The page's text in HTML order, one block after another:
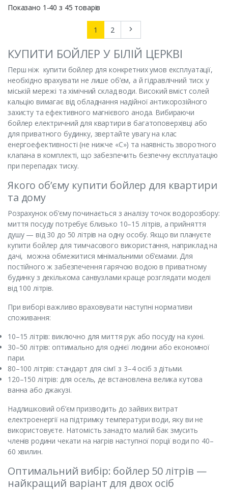
Показано 1-40 з 45 товарів
1 2 Далі
КУПИТИ БОЙЛЕР У БІЛІЙ ЦЕРКВІ
Перш ніж купити бойлер для конкретних умов експлуатації,
необхідно врахувати не лише об’єм, а й гідравлічний тиск у
міській мережі та хімічний склад води. Високий вміст солей
кальцію вимагає від обладнання надійної антикорозійного
захисту та ефективного магнієвого анода. Вибираючи
бойлер електричний для квартири в багатоповерхівці або
для приватного будинку, звертайте увагу на клас
енергоефективності (не нижче «С») та наявність зворотного
клапана в комплекті, що забезпечить безпечну експлуатацію
при перепадах тиску.
Якого об’єму купити бойлер для квартири
та дому
Розрахунок об’єму починається з аналізу точок водорозбору:
миття посуду потребує близько 10–15 літрів, а прийняття
душу — від 30 до 50 літрів на одну особу. Якщо ви плануєте
купити бойлер для тимчасового використання, наприклад на
дачі, можна обмежитися мінімальними об’ємами. Для
постійного ж забезпечення гарячою водою в приватному
будинку з декількома санвузлами краще розглядати моделі
від 100 літрів.
При виборі важливо враховувати наступні нормативи
споживання:
10–15 літрів: виключно для миття рук або посуду на кухні.
30–50 літрів: оптимально для однієї людини або економної
пари.
80–100 літрів: стандарт для сім’ї з 3–4 осіб з дітьми.
120–150 літрів: для осель, де встановлена велика кутова
ванна або джакузі.
Надлишковий об’єм призводить до зайвих витрат
електроенергії на підтримку температури води, яку ви не
використовуєте. Натомість занадто малий бак змусить
членів родини чекати на нагрів наступної порції води по 40–
60 хвилин.
Оптимальний вибір: бойлер 50 літрів —
найкращий варіант для двох осіб